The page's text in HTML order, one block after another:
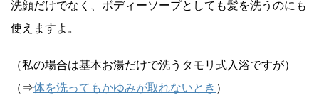
洗顔だけでなく、ボディーソープとしても髪を洗うのにも
使えますよ。
（私の場合は基本お湯だけで洗うタモリ式入浴ですが）
（⇒体を洗ってもかゆみが取れないとき ）